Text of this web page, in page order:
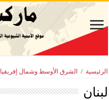
الرئيسية / الشرق الأوسط وشمال إفريقيا
لبنان